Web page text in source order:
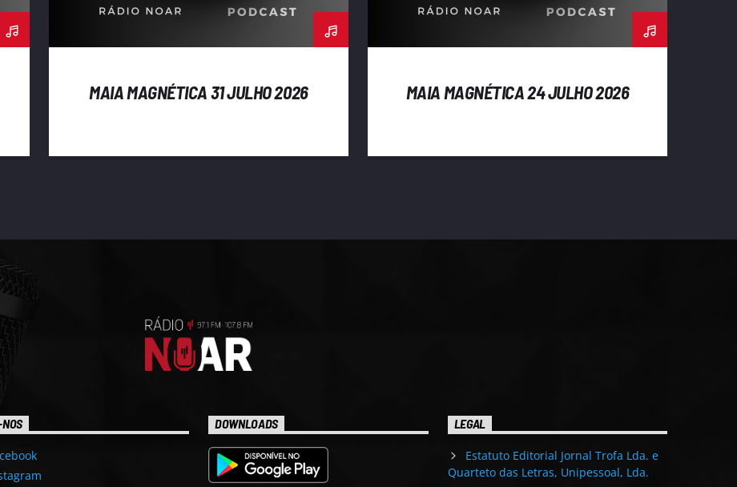
MAIA MAGNÉTICA 31 JULHO 2026 MAIA MAGNÉTICA 24 JULHO 2026
DOWNLOADS LEGAL
Estatuto Editorial Jornal Trofa Lda. e
Quarteto das Letras, Unipessoal, Lda.